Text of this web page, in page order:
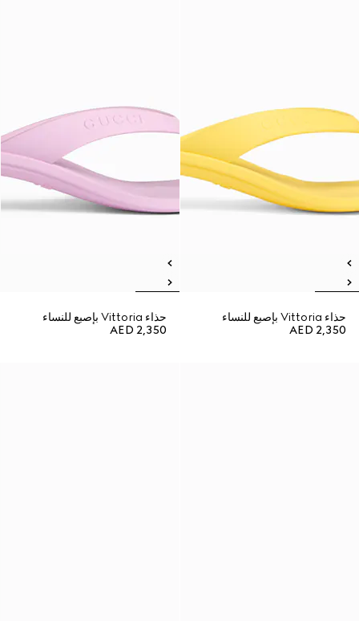
حذاء Vittoria بإصبع للنساء
AED 2,350
حذاء Vittoria بإصبع للنساء
AED 2,350